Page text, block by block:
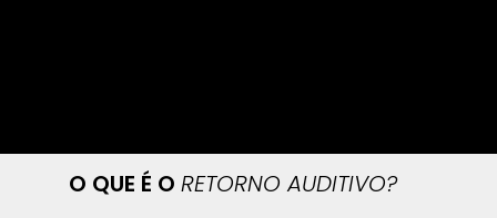
O QUE É O RETORNO AUDITIVO?